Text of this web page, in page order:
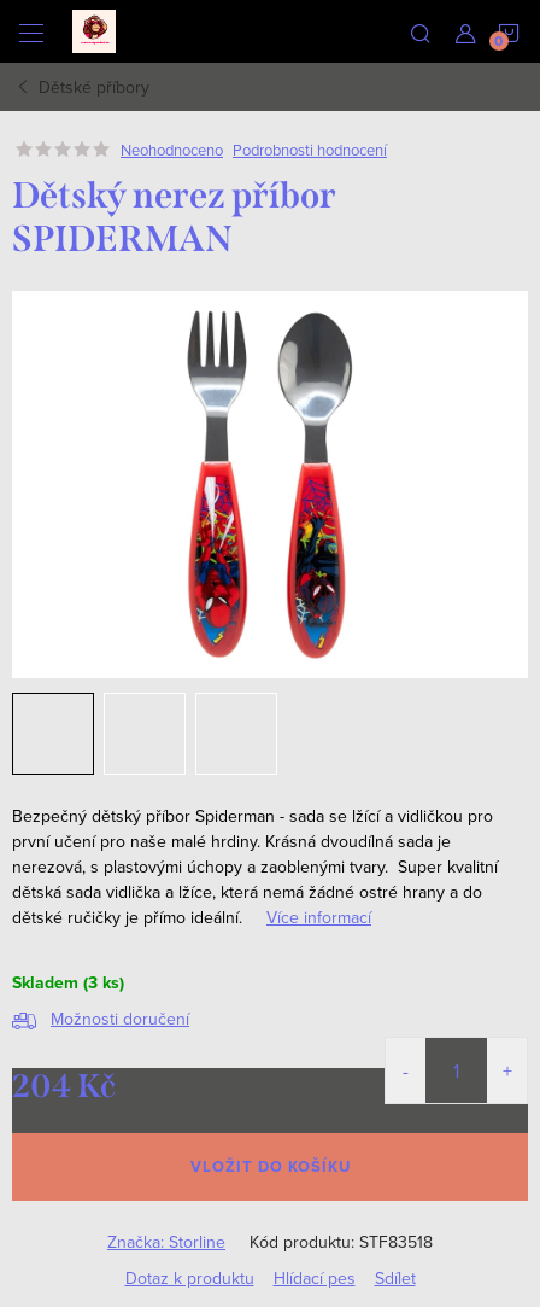
obsah
Dětské příbory
Neohodnoceno Podrobnosti hodnocení
Dětský nerez příbor
SPIDERMAN
Bezpečný dětský příbor Spiderman - sada se lžící a vidličkou pro
první učení pro naše malé hrdiny. Krásná dvoudílná sada je
nerezová, s plastovými úchopy a zaoblenými tvary. Super kvalitní
dětská sada vidlička a lžíce, která nemá žádné ostré hrany a do
dětské ručičky je přímo ideální.
Více informací
Skladem (3 ks)
Možnosti doručení
204 Kč
cena:
VLOŽIT DO KOŠÍKU
Značka: Storline Kód produktu: STF83518
Dotaz k produktu
Hlídací pes Sdílet